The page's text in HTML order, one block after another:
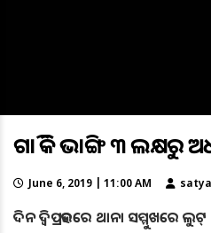
ଗାଡି ଡିକି ଭାଙ୍ଗି ୩ ଲକ୍ଷରୁ
June 6, 2019 | 11:00 AM
ଦିନ ଦ୍ବିପ୍ରହରରେ ଥାନା ସମ୍ମୁଖରେ